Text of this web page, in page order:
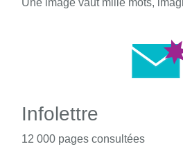
Une image vaut mille mots,
Infolettre
12 000 pages consultées